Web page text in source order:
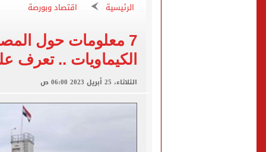
"تنظيم الاتصالات":
الكشف عن قصر محمد صلاح
الاتحاد التركي يمنح
الرئيسية اقتصاد وبورصة
7 معلومات حول
الكيماويات .. تعرف
الثلاثاء، 25 أبريل 2023 06:00 ص